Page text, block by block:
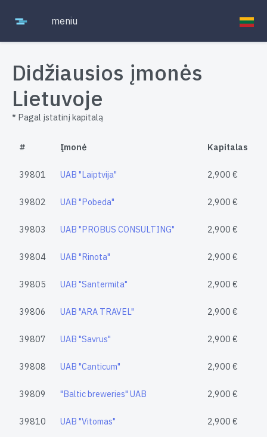
meniu
Didžiausios įmonės
Lietuvoje
* Pagal įstatinį kapitalą
# Įmonė Kapitalas
39801 UAB "Laiptvija" 2,900 €
39802 UAB "Pobeda" 2,900 €
39803 UAB "PROBUS CONSULTING" 2,900 €
39804 UAB "Rinota" 2,900 €
39805 UAB "Santermita" 2,900 €
39806 UAB "ARA TRAVEL" 2,900 €
39807 UAB "Savrus" 2,900 €
39808 UAB "Canticum" 2,900 €
39809 "Baltic breweries" UAB 2,900 €
39810 UAB "Vitomas" 2,900 €